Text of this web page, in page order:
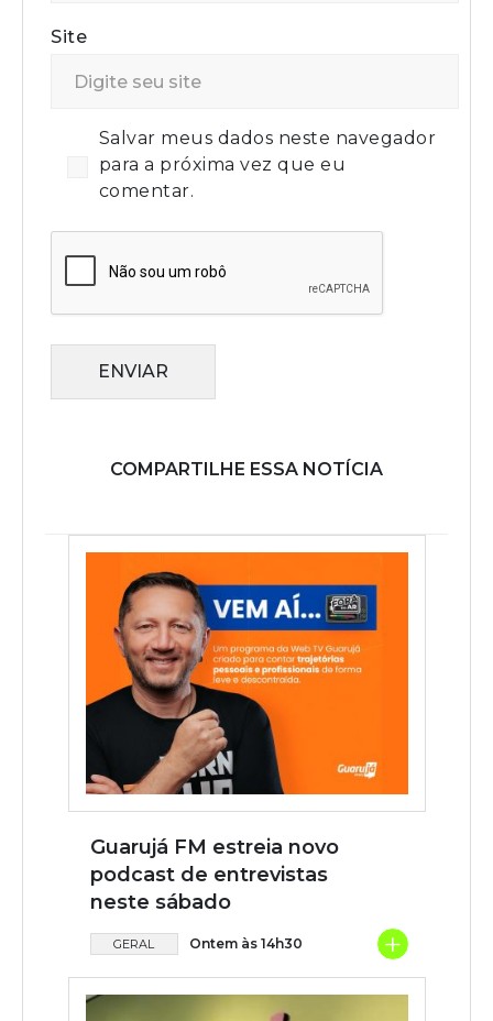
Site
Salvar meus dados neste navegador
para a próxima vez que eu
comentar.
ENVIAR
COMPARTILHE ESSA NOTÍCIA
Guarujá FM estreia novo
podcast de entrevistas
neste sábado
GERAL Ontem às 14h30 +